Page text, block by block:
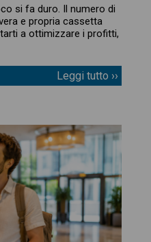
si fa duro. Il numero di
e propria cassetta
a ottimizzare i profitti,
Leggi tutto ››